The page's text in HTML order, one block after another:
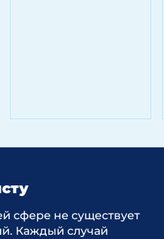
сфере не существует
Каждый случай